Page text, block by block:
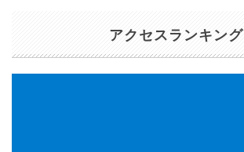
アクセスランキング